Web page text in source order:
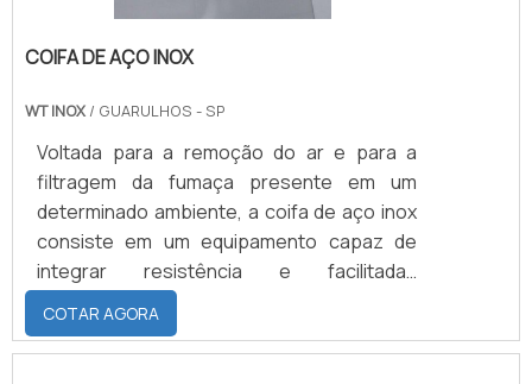
COIFA DE AÇO INOX
WT INOX / GUARULHOS - SP
Voltada para a remoção do ar e para a
filtragem da fumaça presente em um
determinado ambiente, a coifa de aço inox
consiste em um equipamento capaz de
integrar resistência e facilitadas
capacidades de higiene e limpeza em
qualquer uma de suas
aplicações.Justamente por ser formatada
COTAR AGORA